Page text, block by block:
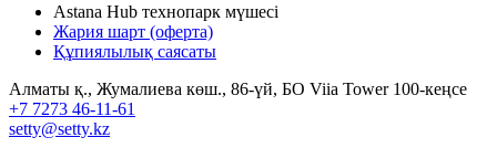
Astana Hub технопарк мүшесі
Жария шарт (оферта)
Құпиялылық саясаты
Алматы қ., Жумалиева көш., 86-үй, БО Viia Tower 100-кеңсе
+7 7273 46-11-61
setty@setty.kz